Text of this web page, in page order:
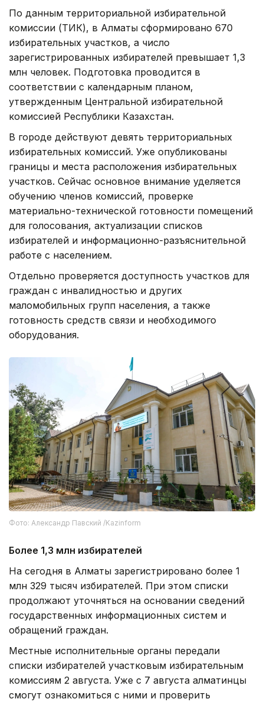
По данным территориальной избирательной
комиссии (ТИК), в Алматы сформировано 670
избирательных участков, а число
зарегистрированных избирателей превышает 1,3
млн человек. Подготовка проводится в
соответствии с календарным планом,
утвержденным Центральной избирательной
комиссией Республики Казахстан.
В городе действуют девять территориальных
избирательных комиссий. Уже опубликованы
границы и места расположения избирательных
участков. Сейчас основное внимание уделяется
обучению членов комиссий, проверке
материально-технической готовности помещений
для голосования, актуализации списков
избирателей и информационно-разъяснительной
работе с населением.
Отдельно проверяется доступность участков для
граждан с инвалидностью и других
маломобильных групп населения, а также
готовность средств связи и необходимого
оборудования.
Фото: Александр Павский /Kazinform
Более 1,3 млн избирателей
На сегодня в Алматы зарегистрировано более 1
млн 329 тысяч избирателей. При этом списки
продолжают уточняться на основании сведений
государственных информационных систем и
обращений граждан.
Местные исполнительные органы передали
списки избирателей участковым избирательным
комиссиям 2 августа. Уже с 7 августа алматинцы
смогут ознакомиться с ними и проверить